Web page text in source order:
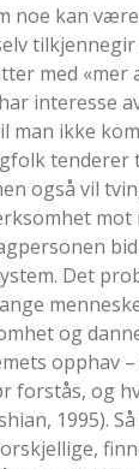
noe kan
med «mer
interesse
man ikke
tenderer
også vil
Det
og
opphav
forstås, og
1995).